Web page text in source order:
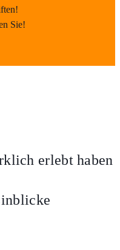
Sie!
erlebt haben